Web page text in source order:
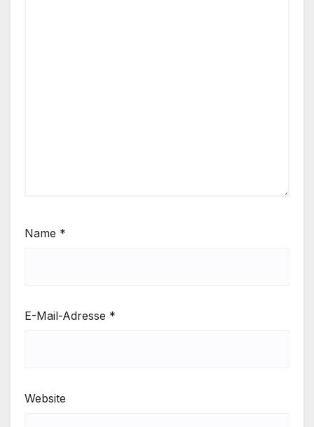
Name *
E-Mail-Adresse *
Website